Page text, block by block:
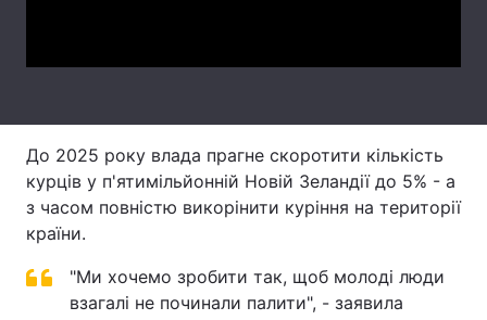
Тема оформлення
До 2025 року влада прагне скоротити кількість
курців у п'ятимільйонній Новій Зеландії до 5% - а
з часом повністю викорінити куріння на території
країни.
"Ми хочемо зробити так, щоб молоді люди
взагалі не починали палити", - заявила